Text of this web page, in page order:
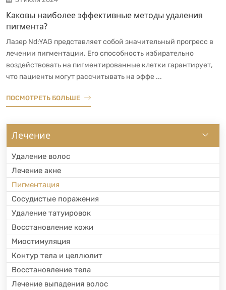
Каковы наиболее эффективные методы удаления
пигмента?
Лазер Nd:YAG представляет собой значительный прогресс в
лечении пигментации. Его способность избирательно
воздействовать на пигментированные клетки гарантирует,
что пациенты могут рассчитывать на эффе ...
ПОСМОТРЕТЬ БОЛЬШЕ
Лечение
Удаление волос
Лечение акне
Пигментация
Сосудистые поражения
Удаление татуировок
Восстановление кожи
Миостимуляция
Контур тела и целлюлит
Восстановление тела
Лечение выпадения волос